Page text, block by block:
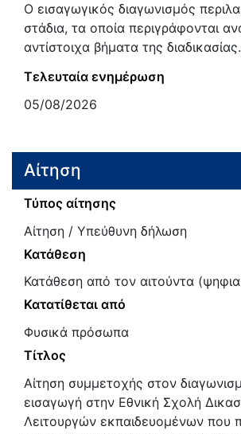
Ο εισαγωγικός διαγωνισμός
στάδια, τα οποία περιγράφονται
αντίστοιχα βήματα της διαδικασίας.
Τελευταία ενημέρωση
05/08/2026
Αίτηση
Τύπος αίτησης
Αίτηση / Υπεύθυνη δήλωση
Κατάθεση
Κατάθεση από τον αιτούντα
Κατατίθεται από
Φυσικά πρόσωπα
Τίτλος
Αίτηση συμμετοχής στον
εισαγωγή στην Εθνική Σχολή
Λειτουργών εκπαιδευομένων που